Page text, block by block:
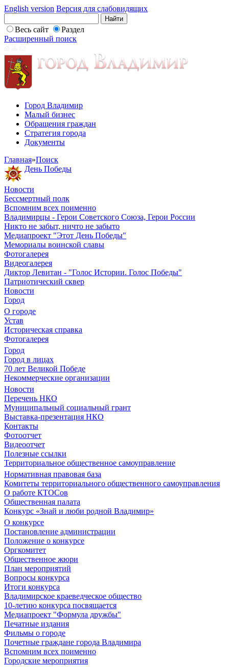
English version Версия для слабовидящих
Весь сайт
Раздел
Расширенный поиск
Город Владимир
Малый бизнес
Обращения граждан
Стратегия города
Документы
Главная»Поиск
День Победы
Новости
Бессмертный полк
Вспомним всех поименно
Владимирцы - Герои Советского Союза, Герои России
Никто не забыт, ничто не забыто
Медиапроект "Этот День Победы"
Мемориалы воинской славы
Фотогалерея
Видеогалерея
Диктор Левитан - "Голос Истории. Голос Победы"
Патриотический сквер
Новости
Город
О городе
Устав
Историческая справка
Фотогалерея
Город
Город в лицах
70 лет Великой Победе
Некоммерческие организации
Новости
Перечень НКО
Муниципальный социальный грант
Выставка-презентация НКО
Контакты
Фотоотчет
Видеоотчет
Полезные ссылки
Территориальное общественное самоуправление
Нормативная правовая база
Комитеты территориального общественного самоуправления
О работе КТОСов
Общественная палата
Конкурс «Знай и люби родной Владимир»
О конкурсе
Постановление администрации
Положение о конкурсе
Оргкомитет
Общественное жюри
План мероприятий
Вопросы конкурса
Итоги конкурса
Владимирское краеведческое общество
10-летию конкурса посвящается
Медиапроект "Формула дружбы"
Печатные издания
Фильмы о городе
Почетные граждане города Владимира
Вспомним всех поименно
Городские мероприятия